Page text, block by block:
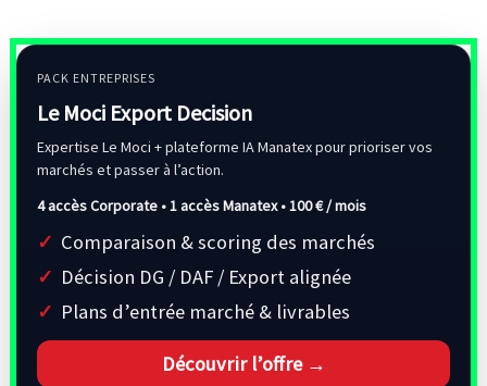
PACK ENTREPRISES
Le Moci Export Decision
Expertise Le Moci + plateforme IA Manatex pour prioriser vos
marchés et passer à l’action.
4 accès Corporate • 1 accès Manatex •100 € / mois
Comparaison & scoring des marchés
Décision DG / DAF / Export alignée
Plans d’entrée marché & livrables
Découvrir l’offre →